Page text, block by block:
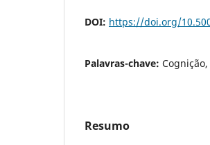
DOI: https://doi.org/
Palavras-chave:
Resumo